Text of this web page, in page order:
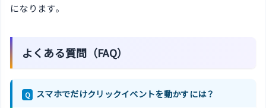
になります。
よくある質問（FAQ）
Q スマホでだけクリックイベントを動かすには？